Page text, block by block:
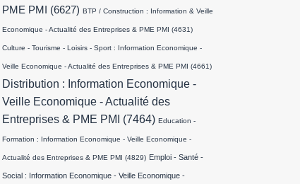
PME PMI
(6627) BTP / Construction : Information & Veille
Economique - Actualité des Entreprises & PME PMI (4631)
Culture - Tourisme - Loisirs - Sport : Information Economique -
Veille Economique - Actualité des Entreprises & PME PMI (4661)
Distribution : Information Economique -
Veille Economique - Actualité des
Entreprises & PME PMI (7464) Education -
Formation : Information Economique - Veille Economique -
Actualité des Entreprises & PME PMI (4829) Emploi - Santé -
Social : Information Economique - Veille Economique -